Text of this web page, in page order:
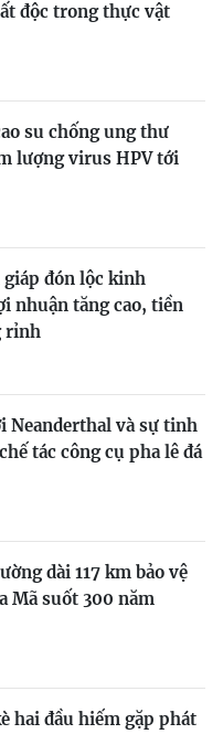
độc trong thực vật
su chống ung thư
lượng virus HPV tới
giáp đón lộc kinh
nhuận tăng cao, tiền
rỉnh
Neanderthal và sự tinh
tác công cụ pha lê đá
dài 117 km bảo vệ
Mã suốt 300 năm
hai đầu hiếm gặp phát